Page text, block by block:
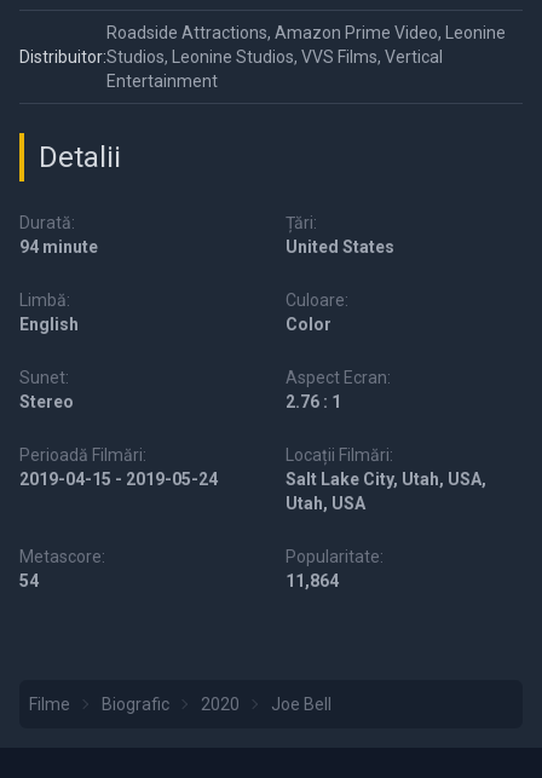
Distribuitor:
Roadside Attractions, Amazon Prime Video, Leonine
Studios, Leonine Studios, VVS Films, Vertical
Entertainment
Detalii
Durată:
94 minute
Țări:
United States
Limbă:
English
Culoare:
Color
Sunet:
Stereo
Aspect Ecran:
2.76 : 1
Perioadă Filmări:
2019-04-15 - 2019-05-24
Locații Filmări:
Salt Lake City, Utah, USA,
Utah, USA
Metascore:
54
Popularitate:
11,864
Filme Biografic 2020 Joe Bell